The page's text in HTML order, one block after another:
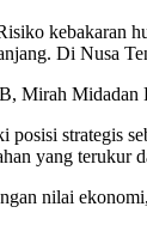
kebakaran
Di Nusa
Mirah Midadan
strategis
yang terukur
nilai